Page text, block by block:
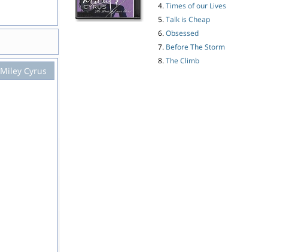
4.Times of our Lives
5.Talk is Cheap
6.Obsessed
7. Before The Storm
8.The Climb
Miley Cyrus